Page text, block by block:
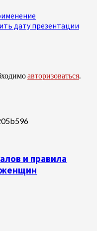
дату презентации
авторизоваться.
и правила
женщин